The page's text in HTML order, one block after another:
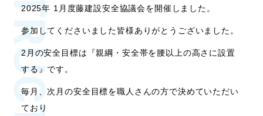
2025年 1月度藤建設安全協議会を開催しました。
参加してくださいました皆様ありがとうございました。
2月の安全目標は『親綱・安全帯を腰以上の高さに設置
する』です。
毎月、次月の安全目標を職人さんの方で決めていただい
ており